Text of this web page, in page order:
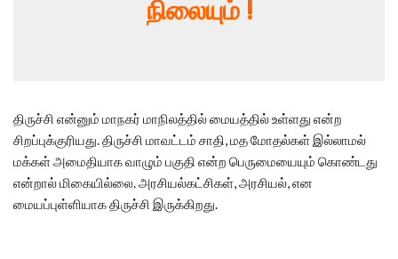
நிலையும் !
திருச்சி என்னும் மாநகர் மாநிலத்தில் மையத்தில் உள்ளது என்ற
சிறப்புக்குரியது. திருச்சி மாவட்டம் சாதி, மத மோதல்கள் இல்லாமல்
மக்கள் அமைதியாக வாழும் பகுதி என்ற பெருமையையும் கொண்டது
என்றால் மிகையில்லை. அரசியல்கட்சிகள், அரசியல், என
மையப்புள்ளியாக திருச்சி இருக்கிறது.